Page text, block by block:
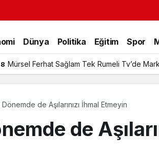
Dünya Politika Eğitim Spor
Mürsel Ferhat Sağlam Tek Rumeli Tv’de
de Aşılarınızı İhmal Etmeyin
de